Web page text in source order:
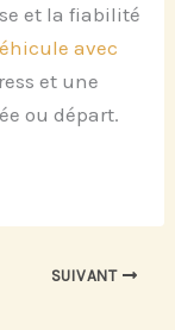
et la fiabilité
avec
et une
ou départ.
SUIVANT